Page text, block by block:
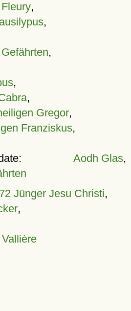
,
,
,
,
,
Gregor,
Franziskus,
Aodh Glas,
Jünger Jesu Christi,
,